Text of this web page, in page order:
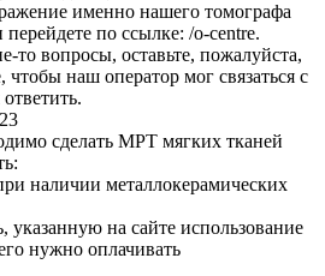
именно нашего томографа
по ссылке: /o-centre.
то вопросы, оставьте, пожалуйста,
наш оператор мог связаться с
сделать МРТ мягких тканей
наличии металлокерамических
указанную на сайте использование
нужно оплачивать